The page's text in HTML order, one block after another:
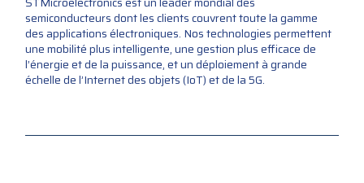
semiconducteurs dont les clients couvrent toute la gamme
des applications électroniques. Nos technologies permettent
une mobilité plus intelligente, une gestion plus efficace de
l’énergie et de la puissance, et un déploiement à grande
échelle de l’Internet des objets (IoT) et de la 5G.